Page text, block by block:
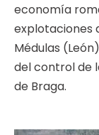
economía
explotaciones
Médulas
del control de
de Braga.